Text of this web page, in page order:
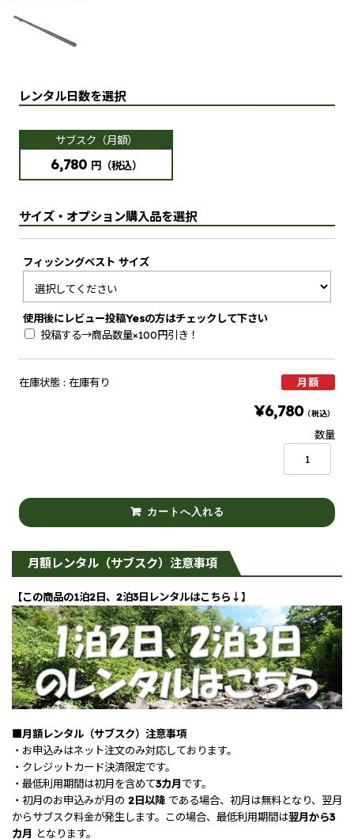
レンタル日数を選択
サブスク（月額）
6,780 円 （税込）
サイズ・オプション購入品を選択
フィッシングベスト サイズ
使用後にレビュー投稿Yesの方はチェックして下さい
投稿する→商品数量×100円引き！
在庫状態 : 在庫有り 月額
¥6,780（税込）
数量
月額レンタル（サブスク）注意事項
【この商品の1泊2日、2泊3日レンタルはこちら↓】
■月額レンタル（サブスク）注意事項
・お申込みはネット注文のみ対応しております。
・クレジットカード決済限定です。
・最低利用期間は初月を含めて3カ月です。
・初月のお申込みが月の 2日以降 である場合、初月は無料となり、翌月
からサブスク料金が発生します。この場合、最低利用期間は翌月から3
カ月 となります。